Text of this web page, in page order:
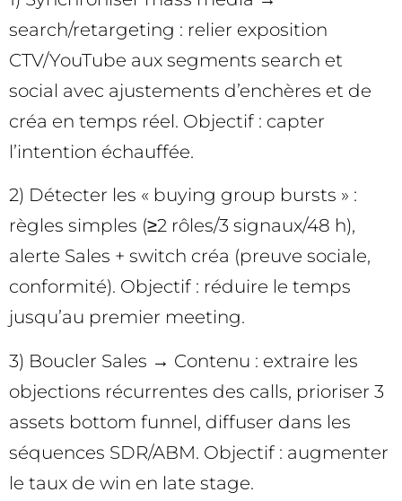
search/retargeting : relier exposition
CTV/YouTube aux segments search et
social avec ajustements d’enchères et de
créa en temps réel. Objectif : capter
l’intention échauffée.
2) Détecter les « buying group bursts » :
règles simples (≥2 rôles/3 signaux/48 h),
alerte Sales + switch créa (preuve sociale,
conformité). Objectif : réduire le temps
jusqu’au premier meeting.
3) Boucler Sales → Contenu : extraire les
objections récurrentes des calls, prioriser 3
assets bottom funnel, diffuser dans les
séquences SDR/ABM. Objectif : augmenter
le taux de win en late stage.